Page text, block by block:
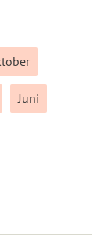
Juni